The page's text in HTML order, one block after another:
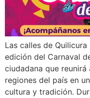
Las calles de
edición del Carnaval
ciudadana que
regiones del país en
cultura y tradición.